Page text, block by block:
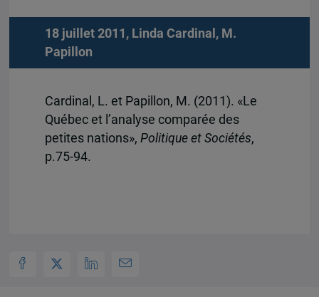
18 juillet 2011, Linda Cardinal , M.
Papillon
Cardinal, L. et Papillon, M. (2011). «Le
Québec et l’analyse comparée des
petites nations», Politique et Sociétés,
p.75-94.